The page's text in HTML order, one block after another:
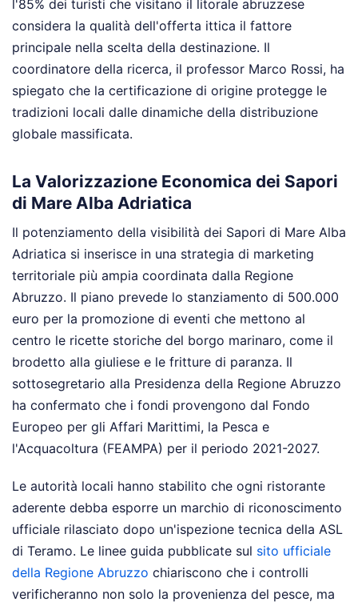
l'85% dei turisti che visitano il litorale abruzzese
considera la qualità dell'offerta ittica il fattore
principale nella scelta della destinazione. Il
coordinatore della ricerca, il professor Marco Rossi, ha
spiegato che la certificazione di origine protegge le
tradizioni locali dalle dinamiche della distribuzione
globale massificata.
La Valorizzazione Economica dei Sapori
di Mare Alba Adriatica
Il potenziamento della visibilità dei Sapori di Mare Alba
Adriatica si inserisce in una strategia di marketing
territoriale più ampia coordinata dalla Regione
Abruzzo. Il piano prevede lo stanziamento di 500.000
euro per la promozione di eventi che mettono al
centro le ricette storiche del borgo marinaro, come il
brodetto alla giuliese e le fritture di paranza. Il
sottosegretario alla Presidenza della Regione Abruzzo
ha confermato che i fondi provengono dal Fondo
Europeo per gli Affari Marittimi, la Pesca e
l'Acquacoltura (FEAMPA) per il periodo 2021-2027.
Le autorità locali hanno stabilito che ogni ristorante
aderente debba esporre un marchio di riconoscimento
ufficiale rilasciato dopo un'ispezione tecnica della ASL
di Teramo. Le linee guida pubblicate sul sito ufficiale
della Regione Abruzzo chiariscono che i controlli
verificheranno non solo la provenienza del pesce, ma